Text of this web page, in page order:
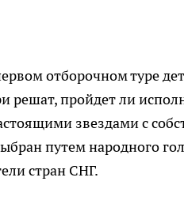
отборочном туре
пройдет ли
звездами с
путем народного
стран СНГ.